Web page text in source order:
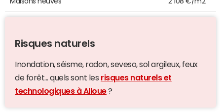
Risques naturels
Inondation, séisme, radon, seveso, sol argileux, feux
de forêt... quels sont les risques naturels et
technologiques à Alloue?